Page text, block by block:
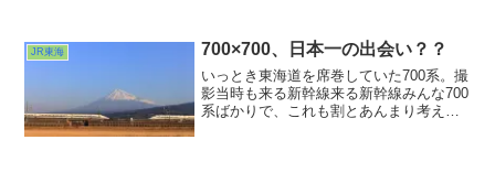
た。373系による急行マルシェ御殿場号で
す。
JR東海 700×700、日本一の出会い？？
いっとき東海道を席巻していた700系。撮
影当時も来る新幹線来る新幹線みんな700
系ばかりで、これも割とあんまり考えず